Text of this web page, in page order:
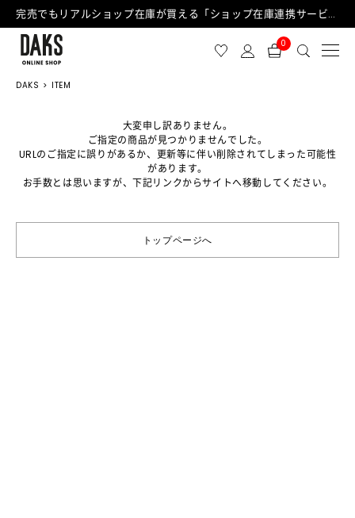
完売でもリアルショップ在庫が買える「ショップ在庫連携サービス」が日中もご利用可能になりました！
0
DAKS ITEM
大変申し訳ありません。
ご指定の商品が見つかりませんでした。
URLのご指定に誤りがあるか、更新等に伴い削除されてしまった可能性
があります。
お手数とは思いますが、下記リンクからサイトへ移動してください。
トップページへ